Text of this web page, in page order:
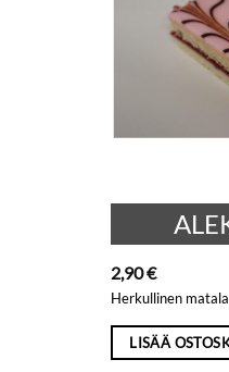
2,90€
Herkullinen
LISÄÄ